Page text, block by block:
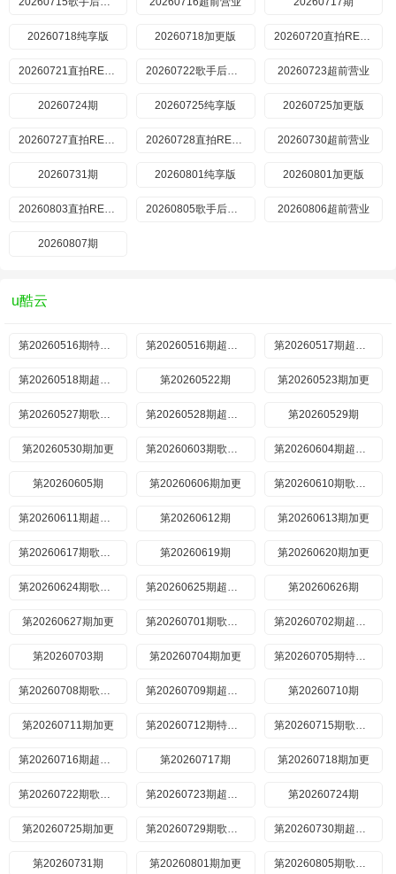
20260718纯享版 20260718加更版 20260720直拍REACTION
20260721直拍REACTION 20260722歌手后花园 20260723超前营业
20260724期 20260725纯享版 20260725加更版
20260727直拍REACTION 20260728直拍REACTION 20260730超前营业
20260731期 20260801纯享版 20260801加更版
20260803直拍REACTION 20260805歌手后花园 20260806超前营业
20260807期
u酷云
第20260516期特别企划 第20260516期超前营业 第20260517期超前营业
第20260518期超前营业 第20260522期 第20260523期加更
第20260527期歌手后花园 第20260528期超前营业 第20260529期
第20260530期加更 第20260603期歌手后花园 第20260604期超前营业
第20260605期 第20260606期加更 第20260610期歌手后花园
第20260611期超前营业 第20260612期 第20260613期加更
第20260617期歌手后花园 第20260619期 第20260620期加更
第20260624期歌手后花园 第20260625期超前营业 第20260626期
第20260627期加更 第20260701期歌手后花园 第20260702期超前营业
第20260703期 第20260704期加更 第20260705期特别企划
第20260708期歌手后花园 第20260709期超前营业 第20260710期
第20260711期加更 第20260712期特别企划 第20260715期歌手后花园
第20260716期超前营业 第20260717期 第20260718期加更
第20260722期歌手后花园 第20260723期超前营业 第20260724期
第20260725期加更 第20260729期歌手后花园 第20260730期超前营业
第20260731期 第20260801期加更 第20260805期歌手后花园